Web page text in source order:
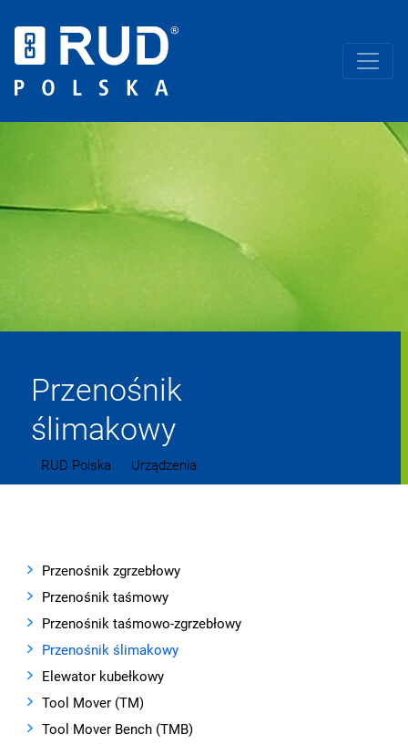
RUD Polska Urządzenia
Przenośnik
ślimakowy
Przenośnik zgrzebłowy
Przenośnik taśmowy
Przenośnik taśmowo-zgrzebłowy
Przenośnik ślimakowy
Elewator kubełkowy
Tool Mover (TM)
Tool Mover Bench (TMB)